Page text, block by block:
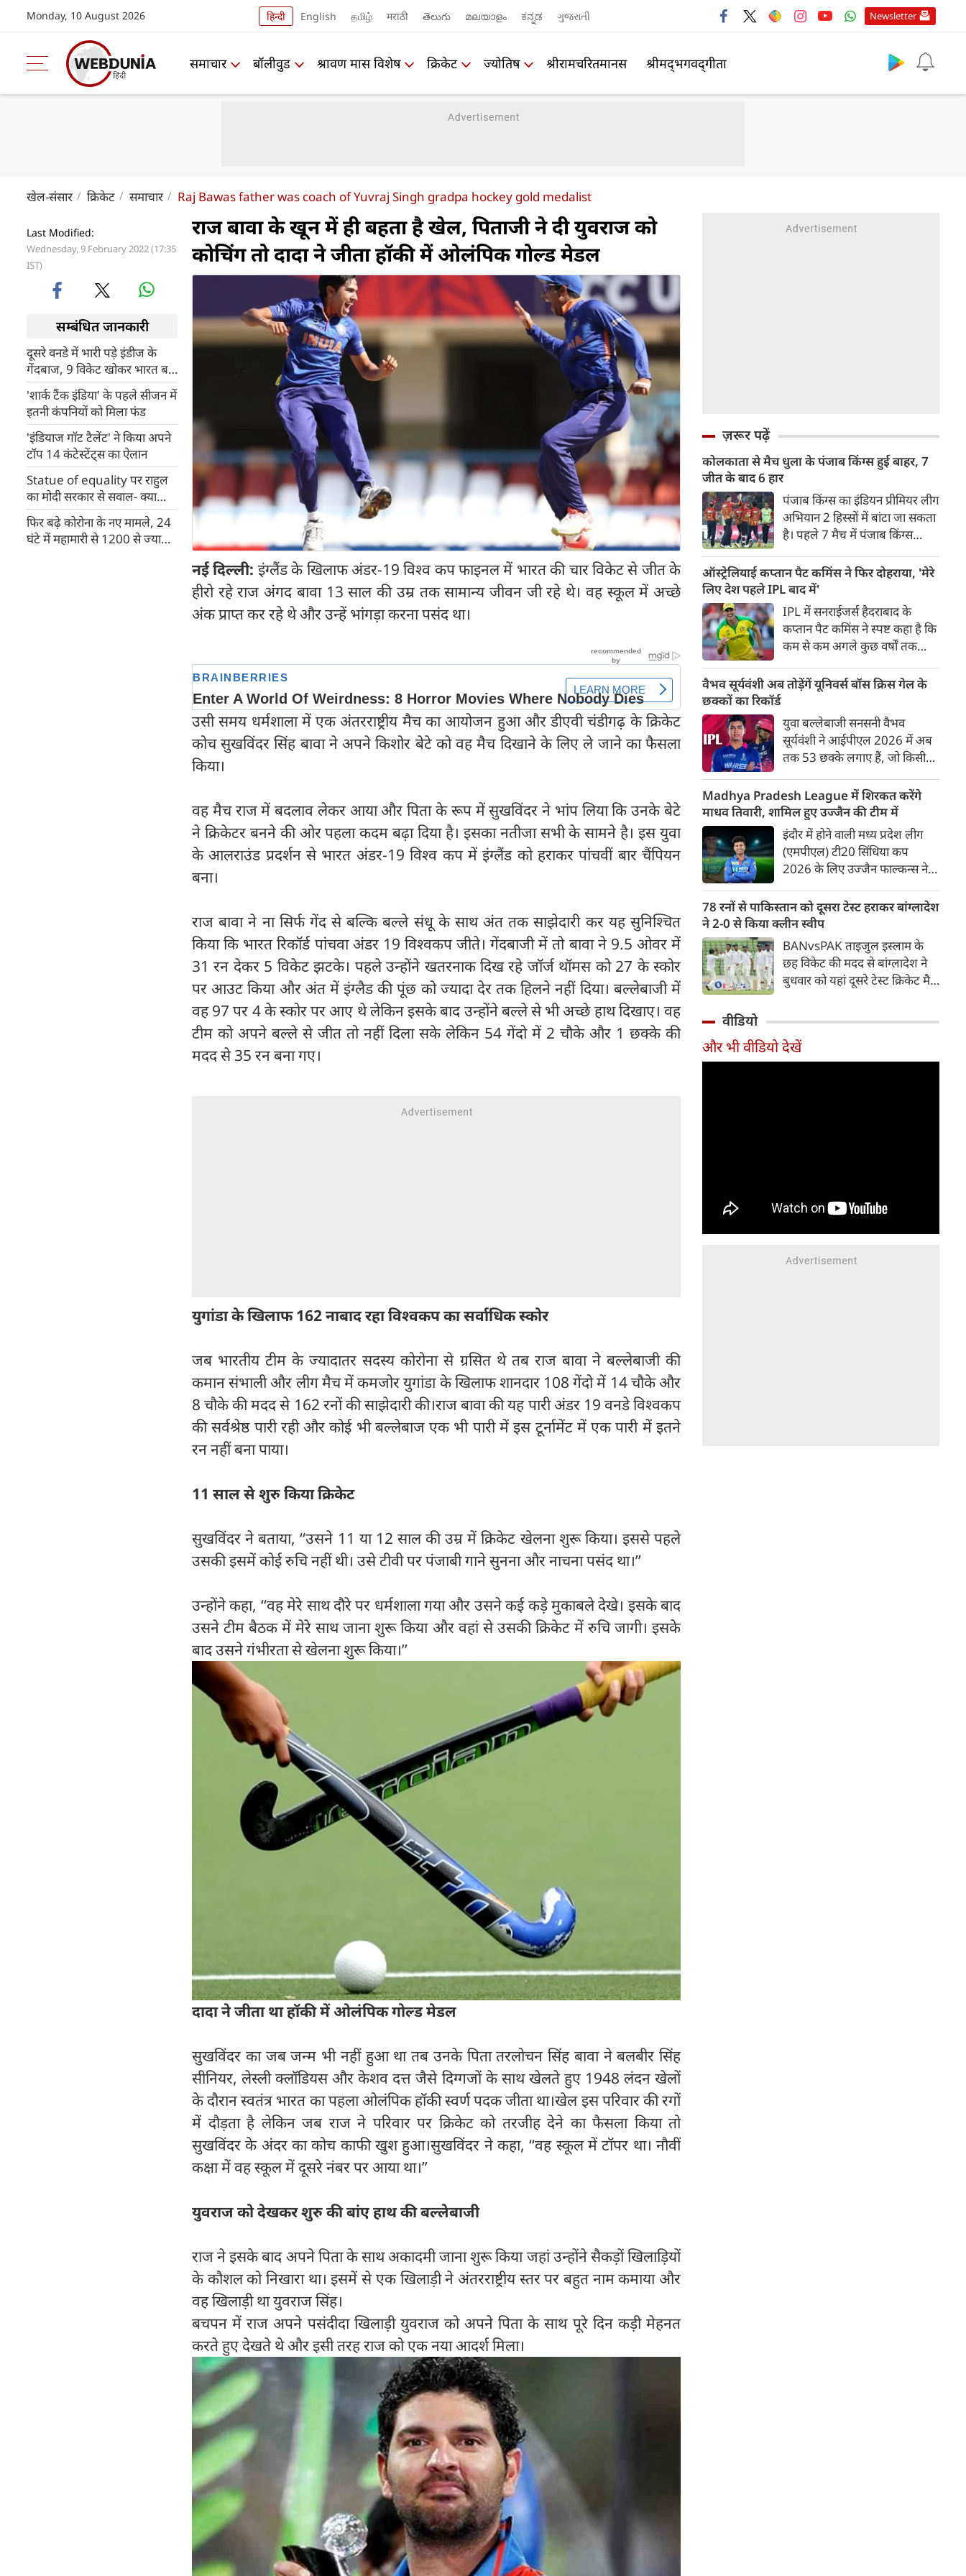
Monday, 10 August 2026 हिन्दी English தமிழ் मराठी తెలుగు മലയാളം ಕನ್ನಡ ગુજરાતી Newsletter
समाचार बॉलीवुड श्रावण मास विशेष क्रिकेट ज्योतिष श्रीरामचरितमानस श्रीमद्‍भगवद्‍गीता
खेल-संसार क्रिकेट समाचार Raj Bawas father was coach of Yuvraj Singh gradpa hockey gold medalist
Last Modified:
Wednesday, 9 February 2022 (17:35
IST)
सम्बंधित जानकारी
दूसरे वनडे में भारी पड़े इंडीज के
गेंदबाज, 9 विकेट खोकर भारत बना
पायी 237 रन
'शार्क टैंक इंडिया' के पहले सीजन में
इतनी कंपनियों को मिला फंड
'इंडियाज गॉट टैलेंट' ने किया अपने
टॉप 14 कंटेस्टेंट्स का ऐलान
Statue of equality पर राहुल
का मोदी सरकार से सवाल- क्या
चाइना पर निर्भर है न्यू इंडिया...
फिर बढ़े कोरोना के नए मामले, 24
घंटे में महामारी से 1200 से ज्यादा
राज बावा के खून में ही बहता है खेल, पिताजी ने दी युवराज को
कोचिंग तो दादा ने जीता हॉकी में ओलंपिक गोल्ड मेडल
नई दिल्ली: इंग्लैंड के खिलाफ अंडर-19 विश्व कप फाइनल में भारत की चार विकेट से जीत के
हीरो रहे राज अंगद बावा 13 साल की उम्र तक सामान्य जीवन जी रहे थे। वह स्कूल में अच्छे
अंक प्राप्त कर रहे थे और उन्हें भांगड़ा करना पसंद था।
उसी समय धर्मशाला में एक अंतरराष्ट्रीय मैच का आयोजन हुआ और डीएवी चंडीगढ़ के क्रिकेट
कोच सुखविंदर सिंह बावा ने अपने किशोर बेटे को वह मैच दिखाने के लिए ले जाने का फैसला
किया।
वह मैच राज में बदलाव लेकर आया और पिता के रूप में सुखविंदर ने भांप लिया कि उनके बेटे
ने क्रिकेटर बनने की ओर पहला कदम बढ़ा दिया है। इसका नतीजा सभी के सामने है। इस युवा
के आलराउंड प्रदर्शन से भारत अंडर-19 विश्व कप में इंग्लैंड को हराकर पांचवीं बार चैंपियन
बना।
राज बावा ने ना सिर्फ गेंद से बल्कि बल्ले संधू के साथ अंत तक साझेदारी कर यह सुनिश्चित
किया कि भारत रिकॉर्ड पांचवा अंडर 19 विश्वकप जीते। गेंदबाजी में तो बावा ने 9.5 ओवर में
31 रन देकर 5 विकेट झटके। पहले उन्होंने खतरनाक दिख रहे जॉर्ज थॉमस को 27 के स्कोर
पर आउट किया और अंत में इंग्लैड की पूंछ को ज्यादा देर तक हिलने नहीं दिया। बल्लेबाजी में
वह 97 पर 4 के स्कोर पर आए थे लेकिन इसके बाद उन्होंने बल्ले से भी अच्छे हाथ दिखाए। वह
टीम को अपने बल्ले से जीत तो नहीं दिला सके लेकिन 54 गेंदो में 2 चौके और 1 छक्के की
मदद से 35 रन बना गए।
युगांडा के खिलाफ 162 नाबाद रहा विश्वकप का सर्वाधिक स्कोर
जब भारतीय टीम के ज्यादातर सदस्य कोरोना से ग्रसित थे तब राज बावा ने बल्लेबाजी की
कमान संभाली और लीग मैच में कमजोर युगांडा के खिलाफ शानदार 108 गेंदो में 14 चौके और
8 चौके की मदद से 162 रनों की साझेदारी की।राज बावा की यह पारी अंडर 19 वनडे विश्वकप
की सर्वश्रेष्ठ पारी रही और कोई भी बल्लेबाज एक भी पारी में इस टूर्नामेंट में एक पारी में इतने
रन नहीं बना पाया।
11 साल से शुरु किया क्रिकेट
सुखविंदर ने बताया, ‘‘उसने 11 या 12 साल की उम्र में क्रिकेट खेलना शुरू किया। इससे पहले
उसकी इसमें कोई रुचि नहीं थी। उसे टीवी पर पंजाबी गाने सुनना और नाचना पसंद था।’’
उन्होंने कहा, ‘‘वह मेरे साथ दौरे पर धर्मशाला गया और उसने कई कड़े मुकाबले देखे। इसके बाद
उसने टीम बैठक में मेरे साथ जाना शुरू किया और वहां से उसकी क्रिकेट में रुचि जागी। इसके
बाद उसने गंभीरता से खेलना शुरू किया।’’
दादा ने जीता था हॉकी में ओलंपिक गोल्ड मेडल
सुखविंदर का जब जन्म भी नहीं हुआ था तब उनके पिता तरलोचन सिंह बावा ने बलबीर सिंह
सीनियर, लेस्ली क्लॉडियस और केशव दत्त जैसे दिग्गजों के साथ खेलते हुए 1948 लंदन खेलों
के दौरान स्वतंत्र भारत का पहला ओलंपिक हॉकी स्वर्ण पदक जीता था।खेल इस परिवार की रगों
में दौड़ता है लेकिन जब राज ने परिवार पर क्रिकेट को तरजीह देने का फैसला किया तो
सुखविंदर के अंदर का कोच काफी खुश हुआ।सुखविंदर ने कहा, ‘‘वह स्कूल में टॉपर था। नौवीं
कक्षा में वह स्कूल में दूसरे नंबर पर आया था।’’
युवराज को देखकर शुरु की बांए हाथ की बल्लेबाजी
राज ने इसके बाद अपने पिता के साथ अकादमी जाना शुरू किया जहां उन्होंने सैकड़ों खिलाड़ियों
के कौशल को निखारा था। इसमें से एक खिलाड़ी ने अंतरराष्ट्रीय स्तर पर बहुत नाम कमाया और
वह खिलाड़ी था युवराज सिंह।
बचपन में राज अपने पसंदीदा खिलाड़ी युवराज को अपने पिता के साथ पूरे दिन कड़ी मेहनत
करते हुए देखते थे और इसी तरह राज को एक नया आदर्श मिला।
ज़रूर पढ़ें
कोलकाता से मैच धुला के पंजाब किंग्स हुई बाहर, 7
जीत के बाद 6 हार
पंजाब किंग्स का इंडियन प्रीमियर लीग
अभियान 2 हिस्सों में बांटा जा सकता
है। पहले 7 मैच में पंजाब किंग्स
उसे हार का सामना करना पड़ा इसके
बाद अंतिम मैच वह जरूर जीती
लेकिन तब तक उसकी किस्मत
लखनऊ के हाथ लिखी गई थी।
ऑस्ट्रेलियाई कप्तान पैट कमिंस ने फिर दोहराया, 'मेरे
लिए देश पहले IPL बाद में'
IPL में सनराईजर्स हैदराबाद के
कप्तान पैट कमिंस ने स्पष्ट कहा है कि
कम से कम अगले कुछ वर्षों तक
प्राथमिकता होगी। यह बयान उस चर्चा
के बीच आया है, जिसमें कहा जा रहा
है कि ऑस्ट्रेलिया के कुछ बड़े खिलाड़ी
IPL से आगे बढ़कर अन्य फ्रेंचाइजी
क्रिकेट खेलने के लिए राष्ट्रीय टीम से
दूरी बना सकते हैं।
वैभव सूर्यवंशी अब तोड़ेंगें यूनिवर्स बॉस क्रिस गेल के
छक्कों का रिकॉर्ड
युवा बल्लेबाजी सनसनी वैभव
सूर्यवंशी ने आईपीएल 2026 में अब
तक 53 छक्के लगाए हैं, जो किसी
टूर्नामेंट में दूसरे सबसे ज़्यादा हैं। सबसे
ज़्यादा 59 छक्के क्रिस गेल ने
आईपीएल 2012 में लगाए थे।
सूर्यवंशी की नज़रें अब गेल के रिकॉर्ड
पर होंगी।
Madhya Pradesh League में शिरकत करेंगे
माधव तिवारी, शामिल हुए उज्जैन की टीम में
इंदौर में होने वाली मध्य प्रदेश लीग
(एमपीएल) टी20 सिंधिया कप
2026 के लिए उज्जैन फाल्कन्स ने
जिसमें युवा ऑलराउंडर माधव तिवारी
सबसे बड़े आकर्षण के रूप में
उभरकर सामने आए हैं। इंडियन
प्रीमियर लीग में दिल्ली कैपिटल्स का
हिस्सा रहे माधव तिवारी इस समय
मध्य प्रदेश के सबसे चर्चित युवा
78 रनों से पाकिस्तान को दूसरा टेस्ट हराकर बांग्लादेश
ने 2-0 से किया क्लीन स्वीप
BANvsPAK ताइजुल इस्लाम के
छह विकेट की मदद से बांग्लादेश ने
बुधवार को यहां दूसरे टेस्ट क्रिकेट मैच
का पीछा करते हुए 358 रन पर
आउट हो गई। बांग्लादेश ने पहला
वीडियो
और भी वीडियो देखें